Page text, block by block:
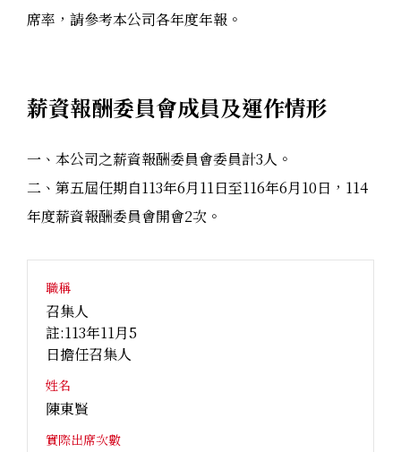
席率，請參考本公司各年度年報。
薪資報酬委員會成員及運作情形
一、本公司之薪資報酬委員會委員計3人。
二、第五屆任期自113年6月11日至116年6月10日，114
年度薪資報酬委員會開會2次。
職稱
召集人
註:113年11月5
日擔任召集人
姓名
陳東賢
實際出席次數